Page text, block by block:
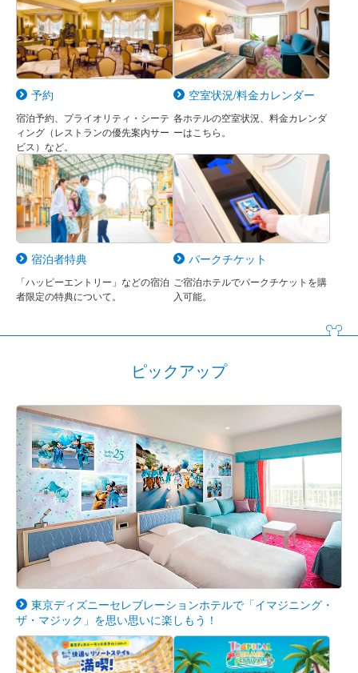
予約
宿泊予約、プライオリティ・シーテ
ィング（レストランの優先案内サー
ビス）など。
空室状況/料金カレンダー
各ホテルの空室状況、料金カレンダ
ーはこちら。
宿泊者特典
「ハッピーエントリー」などの宿泊
者限定の特典について。
パークチケット
ご宿泊ホテルでパークチケットを購
入可能。
ピックアップ
東京ディズニーセレブレーションホテルで「イマジニング・
ザ・マジック」を思い思いに楽しもう！